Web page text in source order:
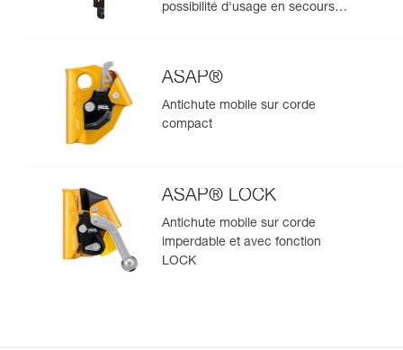
possibilité d'usage en secours
ASAP®
Antichute mobile sur corde
compact
ASAP® LOCK
Antichute mobile sur corde
imperdable et avec fonction
LOCK